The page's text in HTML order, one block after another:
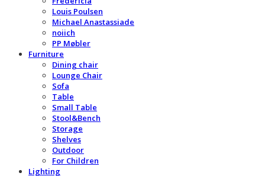
Louis Poulsen
Michael Anastassiade
noiich
PP Møbler
Furniture
Dining chair
Lounge Chair
Sofa
Table
Small Table
Stool&Bench
Storage
Shelves
Outdoor
For Children
Lighting